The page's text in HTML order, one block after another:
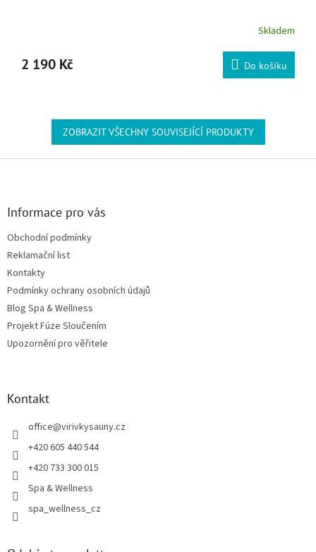
Skladem
2 190 Kč Do košíku
ZOBRAZIT VŠECHNY SOUVISEJÍCÍ PRODUKTY
Informace pro vás
Obchodní podmínky
Reklamační list
Kontakty
Podmínky ochrany osobních údajů
Blog Spa & Wellness
Projekt Fúze Sloučením
Upozornění pro věřitele
Kontakt
office@virivkysauny.cz
+420 605 440 544
+420 733 300 015
Spa & Wellness
spa_wellness_cz